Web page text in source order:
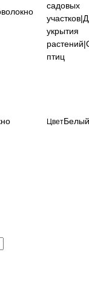
садовых
укрытия
птиц
ЦветБелый